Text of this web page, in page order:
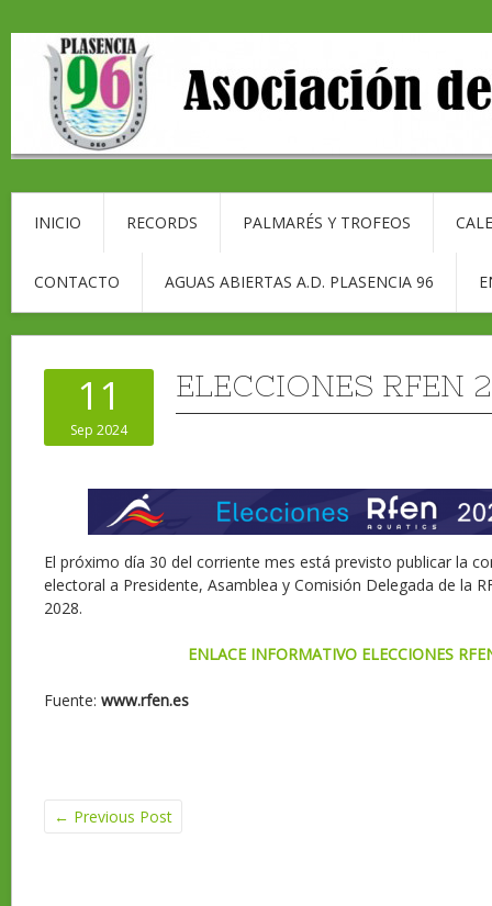
INICIO RECORDS PALMARÉS Y TROFEOS
CONTACTO AGUAS ABIERTAS A.D. PLASENCIA 96
11
Sep 2024
ELECCIONES RFEN
El próximo día 30 del corriente mes está previsto publicar la
electoral a Presidente, Asamblea y Comisión Delegada de la
2028.
ENLACE INFORMATIVO ELECCIONES
Fuente: www.rfen.es
← Previous Post